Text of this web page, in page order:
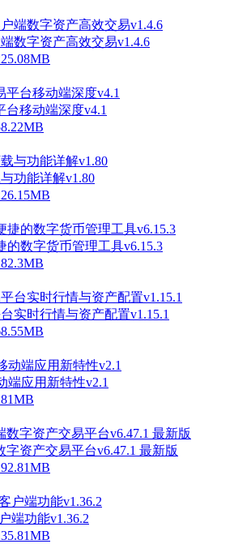
数字资产高效交易v1.4.6
台移动端深度v4.1
功能详解v1.80
的数字货币管理工具v6.15.3
实时行情与资产配置v1.15.1
端应用新特性v2.1
字资产交易平台v6.47.1 最新版
端功能v1.36.2